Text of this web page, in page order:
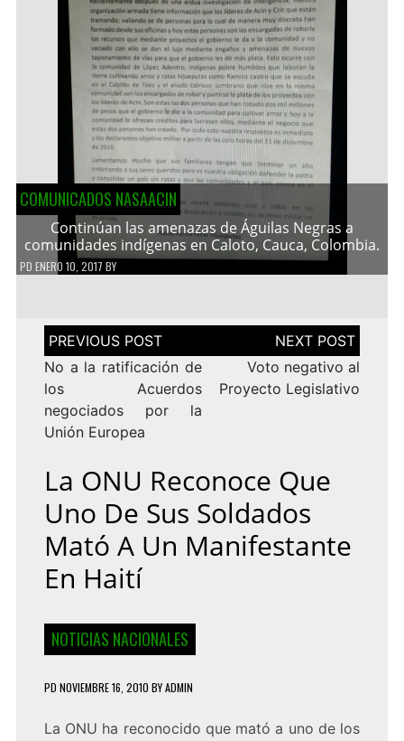
COMUNICADOS NASAACIN
Continúan las amenazas de Águilas Negras a
comunidades indígenas en Caloto, Cauca, Colombia.
PD ENERO 10, 2017 BY
Navegación
de
entradas
No a la ratificación de
los Acuerdos
negociados por la
Unión Europea
Voto negativo al
Proyecto Legislativo
La ONU Reconoce Que
Uno De Sus Soldados
Mató A Un Manifestante
En Haití
NOTICIAS NACIONALES
PD NOVIEMBRE 16, 2010 BYADMIN
La ONU ha reconocido que mató a uno de los